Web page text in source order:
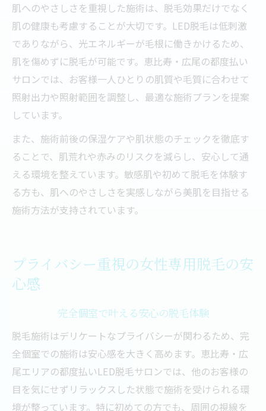
肌へのやさしさを重視した施術は、脱毛効果だけでなく
肌の健康も考慮することが大切です。LED脱毛は低刺激
でありながら、光エネルギーが毛根に働きかけるため、
肌を傷めずに脱毛が可能です。恵比寿・広尾の都度払い
サロンでは、お客様一人ひとりの肌質や毛質に合わせて
照射出力や照射範囲を調整し、最適な施術プランを提案
しています。
また、施術前後の保湿ケアや肌状態のチェックを徹底す
ることで、肌荒れや赤みのリスクを減らし、安心して通
える環境を整えています。敏感肌や初めて脱毛を体験す
る方も、肌へのやさしさを実感しながら美肌を目指せる
施術方法が支持されています。
プライバシー重視の女性専用脱毛の安
心感
完全個室で叶える安心の脱毛体験
脱毛施術はデリケートなプライバシーが関わるため、完
全個室での施術は安心感を大きく高めます。恵比寿・広
尾エリアの都度払いLED脱毛サロンでは、他のお客様の
目を気にせずリラックスした状態で施術を受けられる環
境が整っています。特に初めての方でも、周囲の視線を